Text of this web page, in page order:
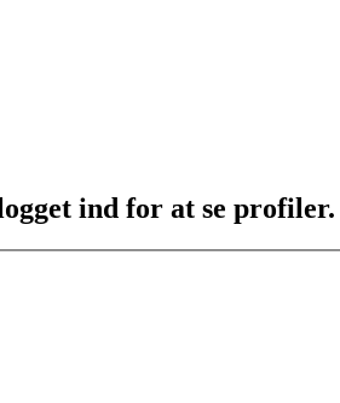
ind for at se profiler.